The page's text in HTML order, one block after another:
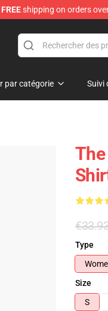
FREEshipping on orders
par catégorie Suivi
Type
Size
S